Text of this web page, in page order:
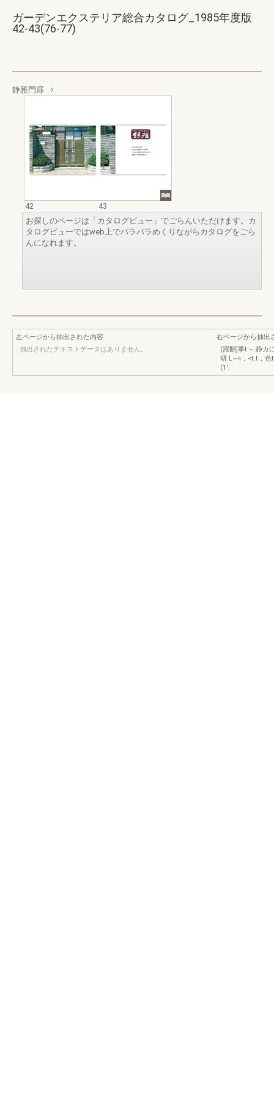
ガーデンエクステリア総合カタログ_1985年度版
42-43(76-77)
静雅門扉
42
43
お探しのページは「カタログビュー」でごらんいただけます。カ
タログビューではweb上でパラパラめくりながらカタログをごら
んになれます。
左ページから抽出された内容
抽出されたテキストデータはありません。
右ページから抽出
(躍翻]事t.~.静カ
研.L~<，<t.t，色
(1'.